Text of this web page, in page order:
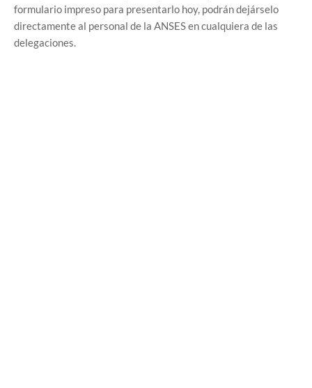
formulario impreso para presentarlo hoy, podrán dejárselo
directamente al personal de la ANSES en cualquiera de las
delegaciones.